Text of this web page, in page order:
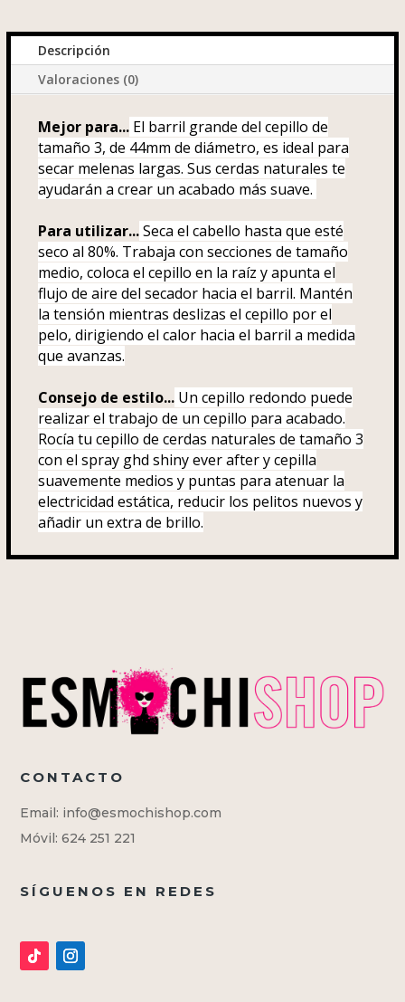
Descripción
Valoraciones (0)
Mejor para... El barril grande del cepillo de
tamaño 3, de 44mm de diámetro, es ideal para
secar melenas largas. Sus cerdas naturales te
ayudarán a crear un acabado más suave.
Para utilizar...Seca el cabello hasta que esté
seco al 80%. Trabaja con secciones de tamaño
medio, coloca el cepillo en la raíz y apunta el
flujo de aire del secador hacia el barril. Mantén
la tensión mientras deslizas el cepillo por el
pelo, dirigiendo el calor hacia el barril a medida
que avanzas.
Consejo de estilo... Un cepillo redondo puede
realizar el trabajo de un cepillo para acabado.
Rocía tu cepillo de cerdas naturales de tamaño 3
con el spray ghd shiny ever after y cepilla
suavemente medios y puntas para atenuar la
electricidad estática, reducir los pelitos nuevos y
añadir un extra de brillo.
CONTACTO
Email: info@esmochishop.com
Móvil: 624 251 221
SÍGUENOS EN REDES